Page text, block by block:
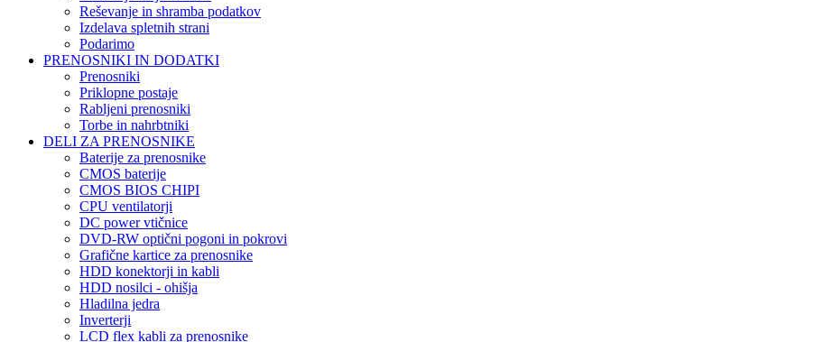
Reševanje in shramba podatkov
Izdelava spletnih strani
Podarimo
PRENOSNIKI IN DODATKI
Prenosniki
Priklopne postaje
Rabljeni prenosniki
Torbe in nahrbtniki
DELI ZA PRENOSNIKE
Baterije za prenosnike
CMOS baterije
CMOS BIOS CHIPI
CPU ventilatorji
DC power vtičnice
DVD-RW optični pogoni in pokrovi
Grafične kartice za prenosnike
HDD konektorji in kabli
HDD nosilci - ohišja
Hladilna jedra
Inverterji
LCD flex kabli za prenosnike